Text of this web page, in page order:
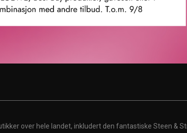
over hele landet, inkludert den fantastiske Steen &